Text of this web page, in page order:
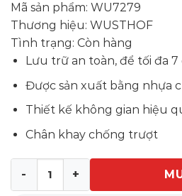
Mã sản phẩm: WU7279
Thương hiệu: WUSTHOF
Tình trạng: Còn hàng
Lưu trữ an toàn, để tối đa 7
Được sản xuất bằng nhựa
Thiết kế không gian hiệu
Chân khay chống trượt
Khay dao nhựa bảy chỗ -